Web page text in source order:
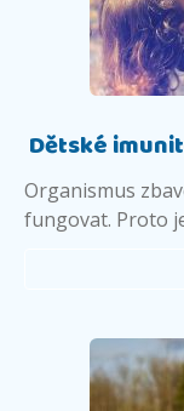
Dětské
Organismus
fungovat. Proto